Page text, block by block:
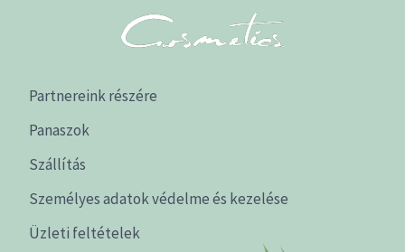
Partnereink részére
Panaszok
Szállítás
Személyes adatok védelme és kezelése
Üzleti feltételek